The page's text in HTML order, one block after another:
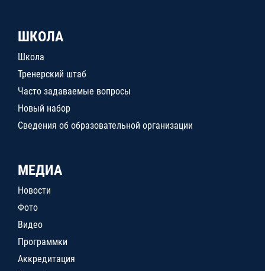
ШКОЛА
Школа
Тренерский штаб
Часто задаваемые вопросы
Новый набор
Сведения об образовательной организации
МЕДИА
Новости
Фото
Видео
Программки
Аккредитация